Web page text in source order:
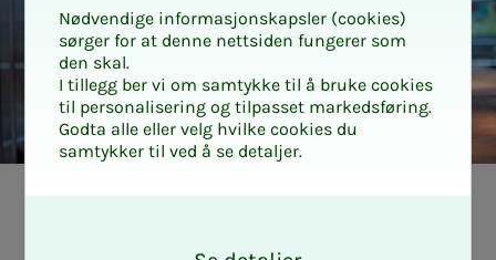
Nødvendige informasjonskapsler (cookies)
sørger for at denne nettsiden fungerer som
den skal.
I tillegg ber vi om samtykke til å bruke cookies
til personalisering og tilpasset markedsføring.
Godta alle eller velg hvilke cookies du
samtykker til ved å se detaljer.